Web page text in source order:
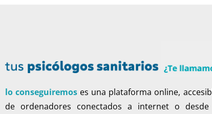
lo conseguiremoses una plataforma online,
de ordenadores conectados a internet o desde